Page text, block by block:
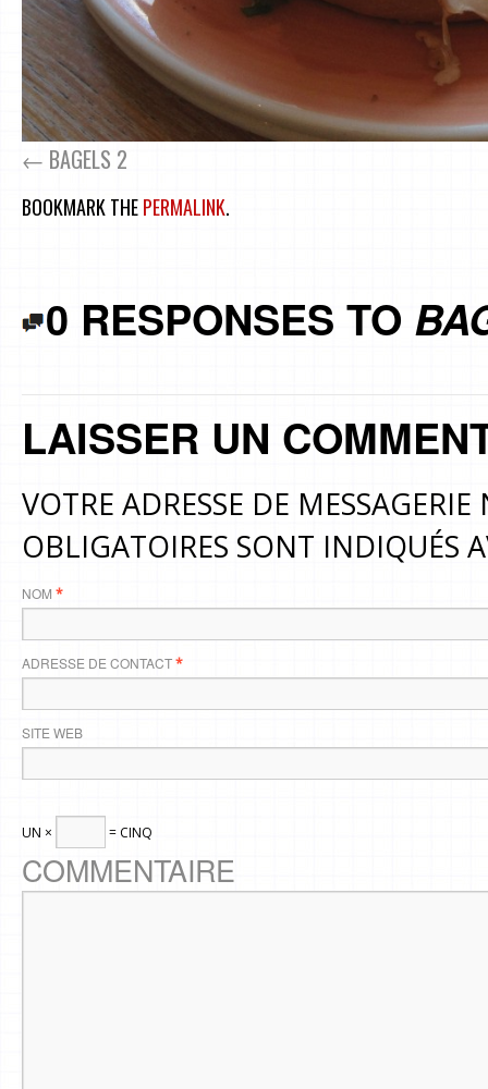
BAGELS 2
BOOKMARK THEPERMALINK.
0 RESPONSES TO
LAISSER UN
VOTRE ADRESSE DE
OBLIGATOIRES SONT INDIQUÉS
NOM *
ADRESSE DE CONTACT*
SITE WEB
UN × = CINQ
COMMENTAIRE